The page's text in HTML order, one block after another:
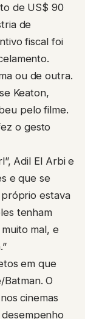
de US$ 90
de
fiscal foi
ou de outra.
Keaton,
pelo filme.
o gesto
Adil El Arbi e
e que se
estava
tenham
mal, e
em que
O
cinemas